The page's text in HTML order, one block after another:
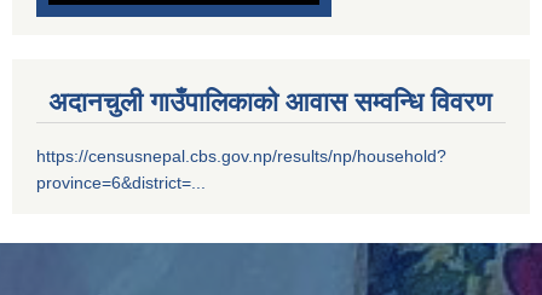
अदानचुली गाउँपालिकाको आवास सम्वन्धि विवरण
https://censusnepal.cbs.gov.np/results/np/household?
province=6&district=...